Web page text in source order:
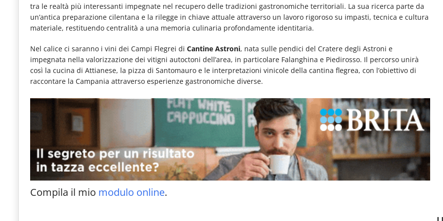
le
novità
comparto
Horeca.
tra le realtà più interessanti impegnate nel recupero delle tradizioni gastronomiche territoriali. La sua ricerca parte da
un’antica preparazione cilentana e la rilegge in chiave attuale attraverso un lavoro rigoroso su impasti, tecnica e cultura
materiale, restituendo centralità a una memoria culinaria profondamente identitaria.
Nel calice ci saranno i vini dei Campi Flegrei di Cantine Astroni, nata sulle pendici del Cratere degli Astroni e
impegnata nella valorizzazione dei vitigni autoctoni dell’area, in particolare Falanghina e Piedirosso. Il percorso unirà
così la cucina di Attianese, la pizza di Santomauro e le interpretazioni vinicole della cantina flegrea, con l’obiettivo di
raccontare la Campania attraverso esperienze gastronomiche diverse.
Compila il mio modulo online.